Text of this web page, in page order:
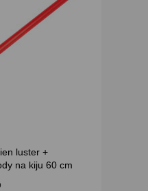
luster +
na kiju 60 cm